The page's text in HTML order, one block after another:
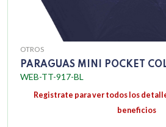
OTROS
PARAGUAS MINI POCKET
WEB-TT-917-BL
Registrate para ver todos los
beneficios